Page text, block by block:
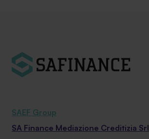
SAEF Group
SA Finance Mediazione Creditizia Srl